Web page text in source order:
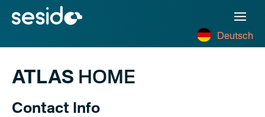
Deutsch
ATLAS HOME
Contact Info